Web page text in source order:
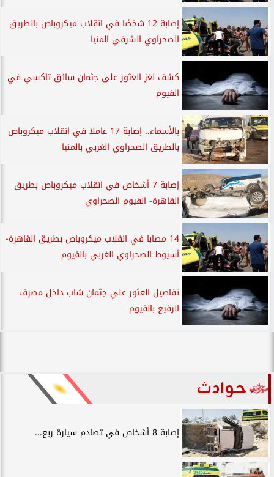
إصابة 12 شخصًا في انقلاب ميكروباص بالطريق
الصحراوي الشرقي المنيا
كشف لغز العثور على جثمان سائق تاكسي في
الفيوم
بالأسماء.. إصابة 17 عاملا في انقلاب ميكروباص
بالطريق الصحراوي الغربي بالمنيا
إصابة 7 أشخاص في انقلاب ميكروباص بطريق
القاهرة- الفيوم الصحراوي
14 مصابا في انقلاب ميكروباص بطريق القاهرة-
أسيوط الصحراوي الغربي بالفيوم
تفاصيل العثور علي جثمان شاب داخل مصرف
الرفيع بالفيوم
حوادث
إصابة 8 أشخاص في تصادم سيارة ربع...